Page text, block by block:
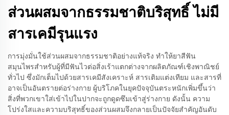
ส่วนผสมจากธรรมชาติบริสุทธิ์ ไม่มี
สารเคมีรุนแรง
การมุ่งมั่นใช้ส่วนผสมจากธรรมชาติอย่างแท้จริง ทำให้ยาสีฟัน
สมุนไพรสำหรับผู้ที่มีฟันไวต่อสิ่งเร้าแตกต่างจากผลิตภัณฑ์เชิงพาณิชย์
ทั่วไป ซึ่งมักเต็มไปด้วยสารเคมีสังเคราะห์ สารเติมแต่งเทียม และสารที่
อาจเป็นอันตรายต่อร่างกาย ผู้บริโภคในยุคปัจจุบันตระหนักเพิ่มขึ้นว่า
สิ่งที่พวกเขาใส่เข้าไปในปากจะถูกดูดซึมเข้าสู่ร่างกาย ดังนั้น ความ
โปร่งใสและความบริสุทธิ์ของส่วนผสมจึงกลายเป็นปัจจัยสำคัญอันดับ